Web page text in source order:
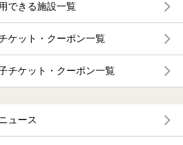
できる施設一覧
ケット・クーポン一覧
チケット・クーポン一覧
ュース